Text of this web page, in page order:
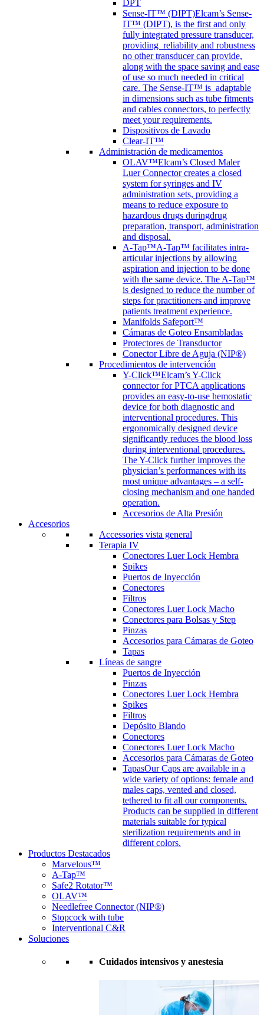
DPT
Sense-IT™ (DIPT)Elcam’s Sense-
IT™ (DIPT), is the first and only
fully integrated pressure transducer,
providing reliability and robustness
no other transducer can provide,
along with the space saving and ease
of use so much needed in critical
care. The Sense-IT™ is adaptable
in dimensions such as tube fitments
and cables connectors, to perfectly
meet your requirements.
Dispositivos de Lavado
Clear-IT™
Administración de medicamentos
OLAV™Elcam’s Closed Maler
Luer Connector creates a closed
system for syringes and IV
administration sets, providing a
means to reduce exposure to
hazardous drugs duringdrug
preparation, transport, administration
and disposal.
A-Tap™A-Tap™ facilitates intra-
articular injections by allowing
aspiration and injection to be done
with the same device. The A-Tap™
is designed to reduce the number of
steps for practitioners and improve
patients treatment experience.
Manifolds Safeport™
Cámaras de Goteo Ensambladas
Protectores de Transductor
Conector Libre de Aguja (NIP®)
Procedimientos de intervención
Y-Click™Elcam’s Y-Click
connector for PTCA applications
provides an easy-to-use hemostatic
device for both diagnostic and
interventional procedures. This
ergonomically designed device
significantly reduces the blood loss
during interventional procedures.
The Y-Click further improves the
physician’s performances with its
most unique advantages – a self-
closing mechanism and one handed
operation.
Accesorios de Alta Presión
Accesorios
Accessories vista general
Terapia IV
Conectores Luer Lock Hembra
Spikes
Puertos de Inyección
Conectores
Filtros
Conectores Luer Lock Macho
Conectores para Bolsas y Step
Pinzas
Accesorios para Cámaras de Goteo
Tapas
Líneas de sangre
Puertos de Inyección
Pinzas
Conectores Luer Lock Hembra
Spikes
Filtros
Depósito Blando
Conectores
Conectores Luer Lock Macho
Accesorios para Cámaras de Goteo
TapasOur Caps are available in a
wide variety of options: female and
males caps, vented and closed,
tethered to fit all our components.
Products can be supplied in different
materials suitable for typical
sterilization requirements and in
different colors.
Productos Destacados
Marvelous™
A-Tap™
Safe2 Rotator™
OLAV™
Needlefree Connector (NIP®)
Stopcock with tube
Interventional C&R
Soluciones
Cuidados intensivos y anestesia